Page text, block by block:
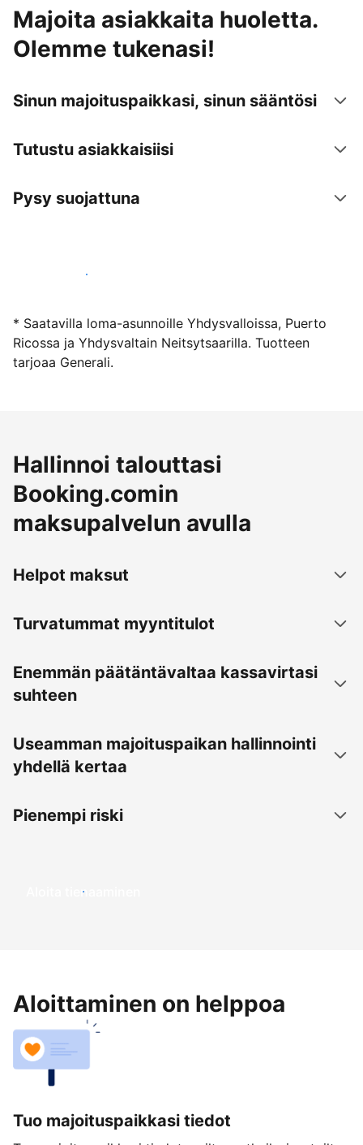
Majoita asiakkaita huoletta.
Olemme tukenasi!
Sinun majoituspaikkasi, sinun sääntösi
Tutustu asiakkaisiisi
Pysy suojattuna
Ryhdy majoittajaksi
* Saatavilla loma-asunnoille Yhdysvalloissa, Puerto
Ricossa ja Yhdysvaltain Neitsytsaarilla. Tuotteen
tarjoaa Generali.
Hallinnoi talouttasi
Booking.comin
maksupalvelun avulla
Helpot maksut
Turvatummat myyntitulot
Enemmän päätäntävaltaa kassavirtasi
suhteen
Useamman majoituspaikan hallinnointi
yhdellä kertaa
Pienempi riski
Aloita tienaaminen
Aloittaminen on helppoa
Tuo majoituspaikkasi tiedot